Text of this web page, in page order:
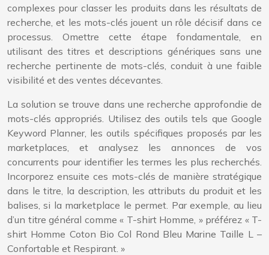
complexes pour classer les produits dans les résultats de
recherche, et les mots-clés jouent un rôle décisif dans ce
processus. Omettre cette étape fondamentale, en
utilisant des titres et descriptions génériques sans une
recherche pertinente de mots-clés, conduit à une faible
visibilité et des ventes décevantes.
La solution se trouve dans une recherche approfondie de
mots-clés appropriés. Utilisez des outils tels que Google
Keyword Planner, les outils spécifiques proposés par les
marketplaces, et analysez les annonces de vos
concurrents pour identifier les termes les plus recherchés.
Incorporez ensuite ces mots-clés de manière stratégique
dans le titre, la description, les attributs du produit et les
balises, si la marketplace le permet. Par exemple, au lieu
d’un titre général comme « T-shirt Homme, » préférez « T-
shirt Homme Coton Bio Col Rond Bleu Marine Taille L –
Confortable et Respirant. »